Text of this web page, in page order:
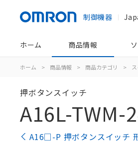
制御機器
ホーム 商品情報
ホーム > 商品情報 > 商品カテゴリ >
押ボタンスイッチ
A16L-TWM-
A16□-P 押ボタンスイッチ